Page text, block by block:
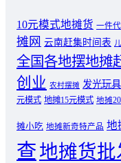
10元模式地摊货 一件
摊网 云南赶集时间表
全国各地摆地摊
创业 农村摆摊 发光玩具
元模式 地摊15元模式 地摊
摊小吃 地摊新奇特产品 地
查地摊货批